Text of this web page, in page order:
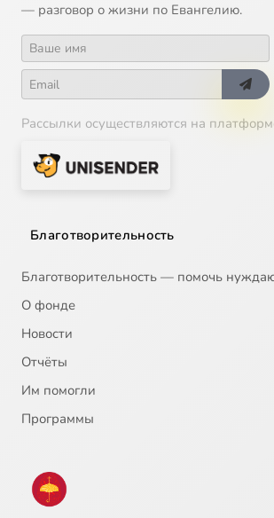
— разговор о жизни по Евангелию.
Рассылки осуществляются на
Благотворительность
Благотворительность — помочь
О фонде
Новости
Отчёты
Им помогли
Программы